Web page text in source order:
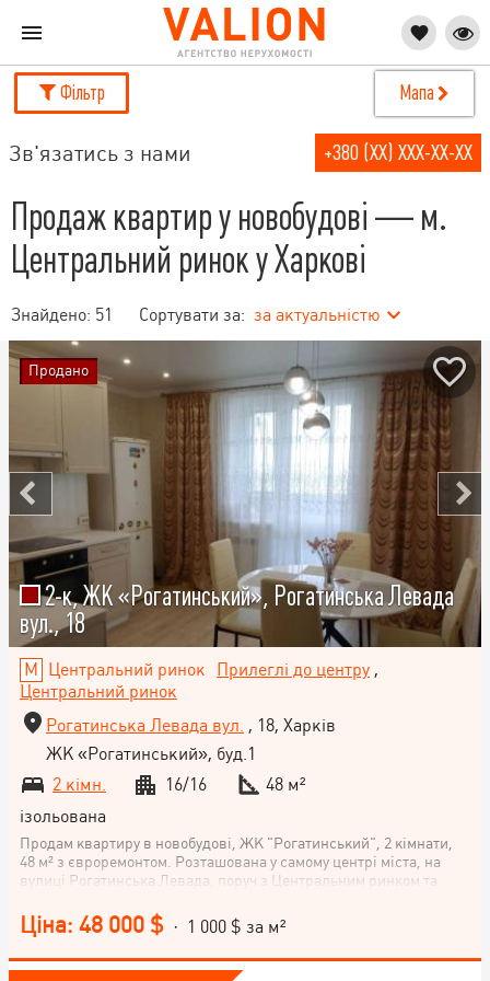
Фільтр Мапа
Зв'язатись з нами +380 (XX) XXX-XX-XX
Продаж квартир у новобудові — м.
Центральний ринок у Харкові
Знайдено: 51 Сортувати за: за актуальністю
2-к, ЖК «Рогатинський», Рогатинська Левада
вул., 18
Центральний ринок Прилеглі до центру,
Центральний ринок
Рогатинська Левада вул. , 18, Харків
ЖК «Рогатинський», буд.1
2 кімн.
16/16
48 м²
ізольована
Продам квартиру в новобудові, ЖК "Рогатинський", 2 кімнати,
48 м² з євроремонтом. Розташована у самому центрі міста, на
вулиці Рогатинська Левада, поруч з Центральним ринком та
на центральну частину міста. Поверх 16/16, кухня-студія 15 м².
Квартира економ-класу, ідеально підходить для життя в центрі
міста. Не втрачайте нагоди стати власником цієї чудової
квартири! Чекаємо на ваш дзвінок.
Ціна: 48 000 $ · 1 000 $ за м²
Продано